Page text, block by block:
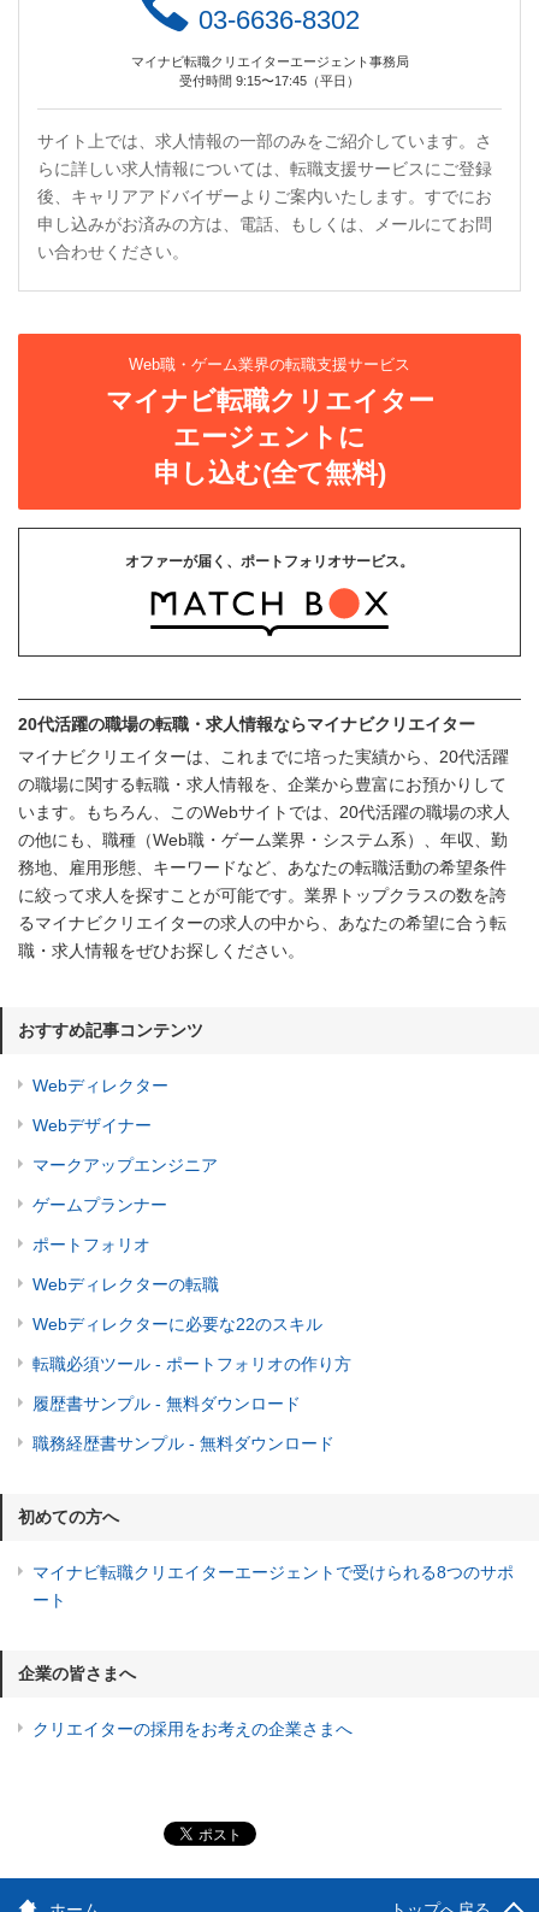
03-6636-8302
マイナビ転職クリエイターエージェント事務局
受付時間 9:15〜17:45（平日）
サイト上では、求人情報の一部のみをご紹介しています。さ
らに詳しい求人情報については、転職支援サービスにご登録
後、キャリアアドバイザーよりご案内いたします。すでにお
申し込みがお済みの方は、電話、もしくは、メールにてお問
い合わせください。
Web職・ゲーム業界の転職支援サービス
マイナビ転職クリエイター
エージェントに
申し込む(全て無料)
オファーが届く、ポートフォリオサービス。
20代活躍の職場の転職・求人情報ならマイナビクリエイター
マイナビクリエイターは、これまでに培った実績から、20代活躍
の職場に関する転職・求人情報を、企業から豊富にお預かりして
います。もちろん、このWebサイトでは、20代活躍の職場の求人
の他にも、職種（Web職・ゲーム業界・システム系）、年収、勤
務地、雇用形態、キーワードなど、あなたの転職活動の希望条件
に絞って求人を探すことが可能です。業界トップクラスの数を誇
るマイナビクリエイターの求人の中から、あなたの希望に合う転
職・求人情報をぜひお探しください。
おすすめ記事コンテンツ
Webディレクター
Webデザイナー
マークアップエンジニア
ゲームプランナー
ポートフォリオ
Webディレクターの転職
Webディレクターに必要な22のスキル
転職必須ツール - ポートフォリオの作り方
履歴書サンプル - 無料ダウンロード
職務経歴書サンプル - 無料ダウンロード
初めての方へ
マイナビ転職クリエイターエージェントで受けられる8つのサポ
ート
企業の皆さまへ
クリエイターの採用をお考えの企業さまへ